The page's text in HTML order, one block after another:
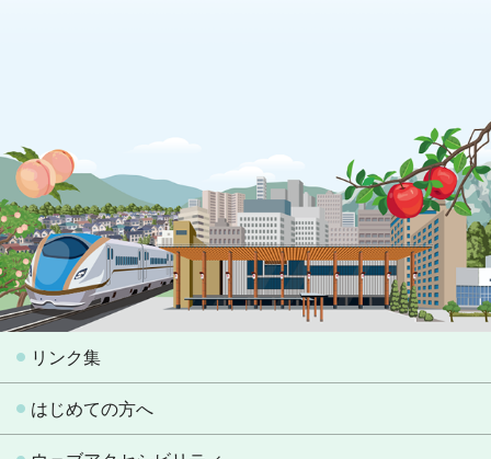
リンク集
はじめての方へ